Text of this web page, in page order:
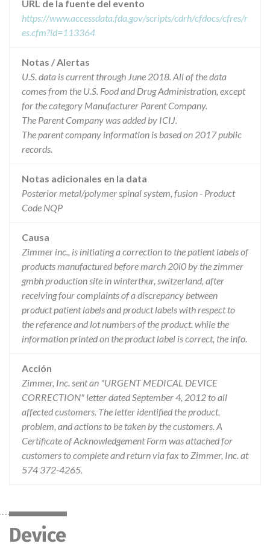
URL de la fuente del evento
https://www.accessdata.fda.gov/scripts/cdrh/cfdocs/cfres/r
es.cfm?id=113364
Notas / Alertas
U.S. data is current through June 2018. All of the data
comes from the U.S. Food and Drug Administration, except
for the category Manufacturer Parent Company.
The Parent Company was added by ICIJ.
The parent company information is based on 2017 public
records.
Notas adicionales en la data
Posterior metal/polymer spinal system, fusion - Product
Code NQP
Causa
Zimmer inc., is initiating a correction to the patient labels of
products manufactured before march 20i0 by the zimmer
gmbh production site in winterthur, switzerland, after
receiving four complaints of a discrepancy between
product patient labels and product labels with respect to
the reference and lot numbers of the product. while the
information printed on the product label is correct, the info.
Acción
Zimmer, Inc. sent an "URGENT MEDICAL DEVICE
CORRECTION" letter dated September 4, 2012 to all
affected customers. The letter identified the product,
problem, and actions to be taken by the customers. A
Certificate of Acknowledgement Form was attached for
customers to complete and return via fax to Zimmer, Inc. at
574 372-4265.
Device